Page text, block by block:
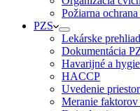
Požiarna
PZS
Lekárske
Dokumentácia
Havarijné a
HACCP
Uvedenie
Meranie faktorov